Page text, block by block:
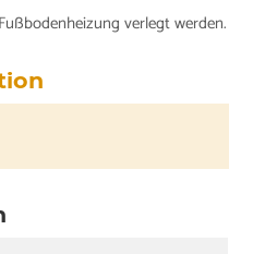
verlegt werden.